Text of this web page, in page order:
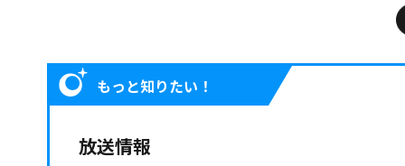
もっと知りたい！
放送情報